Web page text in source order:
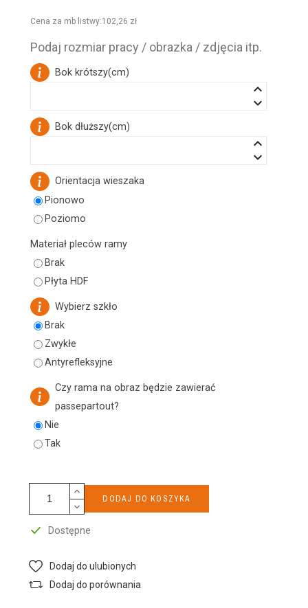
Cena za mb listwy:102,26 zł
Podaj rozmiar pracy / obrazka / zdjęcia itp.
Bok krótszy(cm)
keyboard_arrow_up
keyboard_arrow_down
Bok dłuższy(cm)
keyboard_arrow_up
keyboard_arrow_down
Orientacja wieszaka
Pionowo
Poziomo
Wybierz szkło
Brak
Zwykłe
Antyrefleksyjne
Materiał pleców ramy
Brak
Płyta HDF
Czy rama na obraz będzie zawierać
passepartout?
Nie
Tak
DODAJ DO KOSZYKA
Dostępne
Dodaj do ulubionych
Dodaj do porównania